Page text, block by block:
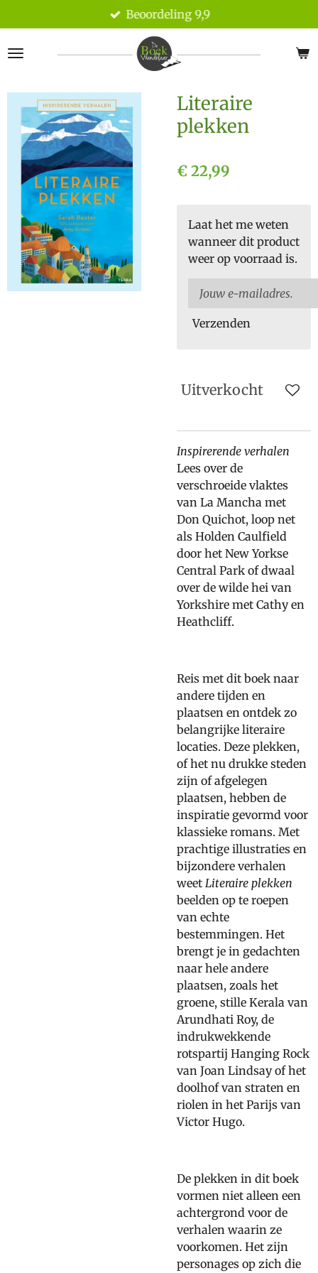
direct
naar
Beoordeling 9,9
Literaire
plekken
€ 22,99
Laat het me weten
wanneer dit product
weer op voorraad is.
Verzenden
Uitverkocht
Inspirerende verhalen
Lees over de
verschroeide vlaktes
van La Mancha met
Don Quichot, loop net
als Holden Caulfield
door het New Yorkse
Central Park of dwaal
over de wilde hei van
Yorkshire met Cathy en
Heathcliff.
Reis met dit boek naar
andere tijden en
plaatsen en ontdek zo
belangrijke literaire
locaties. Deze plekken,
of het nu drukke steden
zijn of afgelegen
plaatsen, hebben de
inspiratie gevormd voor
klassieke romans. Met
prachtige illustraties en
bijzondere verhalen
weet Literaire plekken
beelden op te roepen
van echte
bestemmingen. Het
brengt je in gedachten
naar hele andere
plaatsen, zoals het
groene, stille Kerala van
Arundhati Roy, de
indrukwekkende
rotspartij Hanging Rock
van Joan Lindsay of het
doolhof van straten en
riolen in het Parijs van
Victor Hugo.
De plekken in dit boek
vormen niet alleen een
achtergrond voor de
verhalen waarin ze
voorkomen. Het zijn
personages op zich die